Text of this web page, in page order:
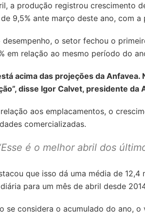
a produção registrou crescimento
9,5% ante março deste ano, com
desempenho, o setor fechou o
em relação ao mesmo período do
acima das projeções da
disse Igor Calvet, presidente
aos emplacamentos, o
comercializadas.
é o melhor abril dos
que isso dá uma média de
para um mês de abril desde
se considera o acumulado do ano,